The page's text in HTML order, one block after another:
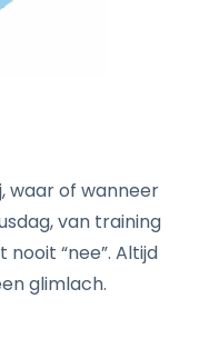
waar of wanneer
van training
“nee”. Altijd
glimlach.